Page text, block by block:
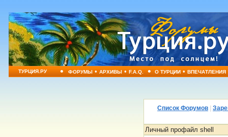
ТУРЦИЯ.РУ • ФОРУМЫ•АРХИВЫ•F.A.Q. • О ТУРЦИИ•ВПЕЧАТЛЕНИЯ
Список Форумов
Личный профайл shell